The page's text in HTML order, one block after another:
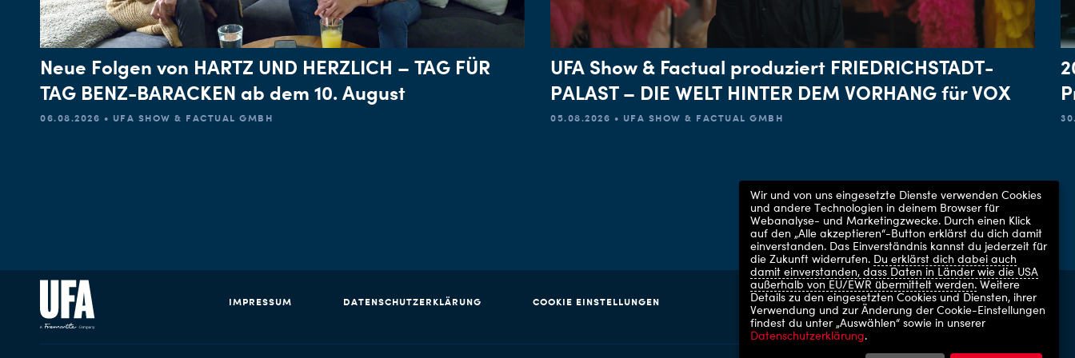
Neue Folgen von HARTZ UND HERZLICH – TAG FÜR
TAG BENZ-BARACKEN ab dem 10. August
06.08.2026 • UFA SHOW & FACTUAL GMBH
UFA Show & Factual produziert FRIEDRICHSTADT-
PALAST – DIE WELT HINTER DEM VORHANG für VOX
05.08.2026 • UFA SHOW & FACTUAL GMBH
IMPRESSUM DATENSCHUTZERKLÄRUNG COOKIE EINSTELLUNGEN UFA GMBH 2026
Wir und von uns eingesetzte Dienste verwenden Cookies
und andere Technologien in deinem Browser für
Webanalyse- und Marketingzwecke. Durch einen Klick
auf den „Alle akzeptieren“-Button erklärst du dich damit
einverstanden. Das Einverständnis kannst du jederzeit für
die Zukunft widerrufen. Du erklärst dich dabei auch
damit einverstanden, dass Daten in Länder wie die USA
außerhalb von EU/EWR übermittelt werden. Weitere
Details zu den eingesetzten Cookies und Diensten, ihrer
Verwendung und zur Änderung der Cookie-Einstellungen
findest du unter „Auswählen“ sowie in unserer
Datenschutzerklärung.